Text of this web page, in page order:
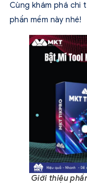
Cùng khám phá chi
phần mềm này nhé!
Giới thiệu